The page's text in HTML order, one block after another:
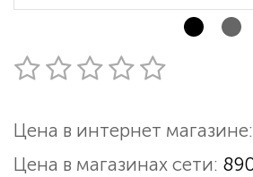
Цена в интернет магазине:
Цена в магазинах сети: